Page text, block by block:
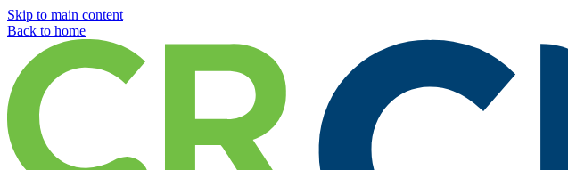
Skip to main content
Back to home